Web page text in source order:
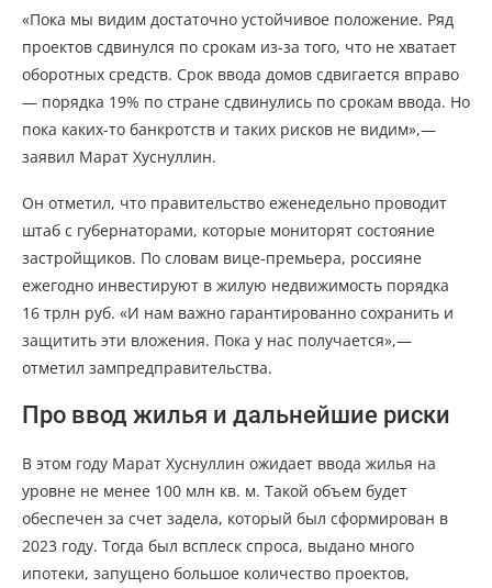
«Пока мы видим достаточно устойчивое положение. Ряд
проектов сдвинулся по срокам из-за того, что не хватает
оборотных средств. Срок ввода домов сдвигается вправо
— порядка 19% по стране сдвинулись по срокам ввода. Но
пока каких-то банкротств и таких рисков не видим»,—
заявил Марат Хуснуллин.
Он отметил, что правительство еженедельно проводит
штаб с губернаторами, которые мониторят состояние
застройщиков. По словам вице-премьера, россияне
ежегодно инвестируют в жилую недвижимость порядка
16 трлн руб. «И нам важно гарантированно сохранить и
защитить эти вложения. Пока у нас получается»,—
отметил зампредправительства.
Про ввод жилья и дальнейшие риски
В этом году Марат Хуснуллин ожидает ввода жилья на
уровне не менее 100 млн кв. м. Такой объем будет
обеспечен за счет задела, который был сформирован в
2023 году. Тогда был всплеск спроса, выдано много
ипотеки, запущено большое количество проектов,